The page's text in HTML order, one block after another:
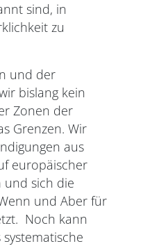
sind, in
zu
und der
bislang kein
Zonen der
Grenzen. Wir
aus
europäischer
und sich die
und Aber für
Noch kann